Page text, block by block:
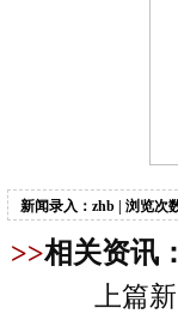
新闻录入：zhb | 浏览次
>>相关资讯
上篇